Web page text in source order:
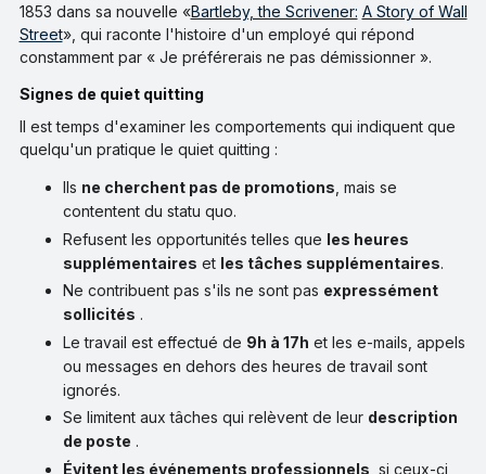
1853 dans sa nouvelle «Bartleby, the Scrivener: A Story of Wall
Street», qui raconte l'histoire d'un employé qui répond
constamment par « Je préférerais ne pas démissionner ».
Signes de quiet quitting
Il est temps d'examiner les comportements qui indiquent que
quelqu'un pratique le quiet quitting :
Ils ne cherchent pas de promotions , mais se
contentent du statu quo.
Refusent les opportunités telles que les heures
supplémentaires et les tâches supplémentaires.
Ne contribuent pas s'ils ne sont pas expressément
sollicités .
Le travail est effectué de 9h à 17h et les e-mails, appels
ou messages en dehors des heures de travail sont
ignorés.
Se limitent aux tâches qui relèvent de leur description
de poste .
Évitent les événements professionnels , si ceux-ci